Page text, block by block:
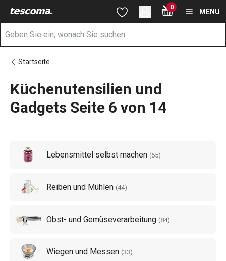
Sie befinden sich auf der Küchenutensilien und Gadgets Seite 6
Zum Hauptinhalt springen
Zur Suche springen
Zur Navigation springen 0
MENU
Startseite
Küchenutensilien und
Gadgets Seite 6 von 14
Lebensmittel selbst machen (65)
Reiben und Mühlen (44)
Obst- und Gemüseverarbeitung (84)
Wiegen und Messen (33)